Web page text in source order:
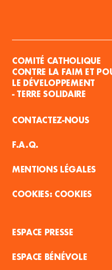
COMITÉ CATHOLIQUE
CONTRE LA FAIM ET
LE DÉVELOPPEMENT
- TERRE SOLIDAIRE
CONTACTEZ-NOUS
F.A.Q.
MENTIONS LÉGALES
COOKIES
ESPACE PRESSE
ESPACE BÉNÉVOLE